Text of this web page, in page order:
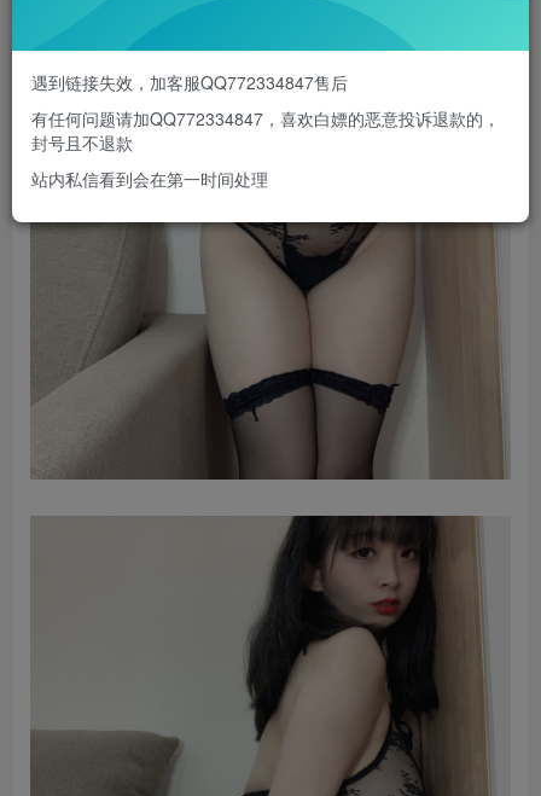
遇到链接失效，加客服QQ772334847售后
有任何问题请加QQ772334847，喜欢白嫖的恶意投诉退款的，
封号且不退款
站内私信看到会在第一时间处理